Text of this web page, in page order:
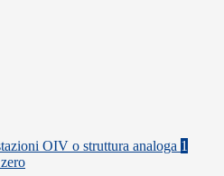
OIV o struttura analoga 1